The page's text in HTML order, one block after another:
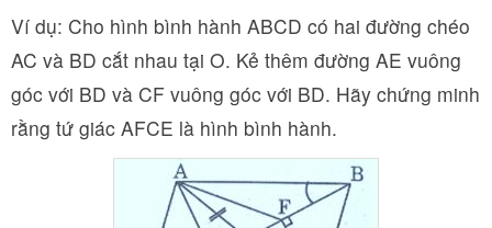
Ví dụ: Cho hình bình hành ABCD có hai đường chéo
AC và BD cắt nhau tại O. Kẻ thêm đường AE vuông
góc với BD và CF vuông góc với BD. Hãy chứng minh
rằng tứ giác AFCE là hình bình hành.